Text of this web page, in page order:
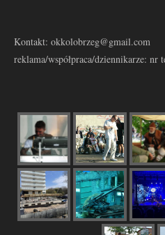
Kontakt: okkolobrzeg@gmail.com
reklama/współpraca/dziennikarze: nr